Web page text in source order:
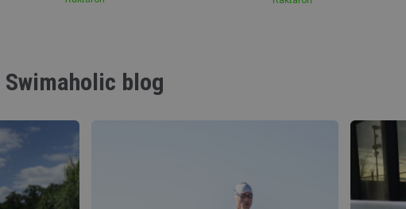
Swimaholic blog